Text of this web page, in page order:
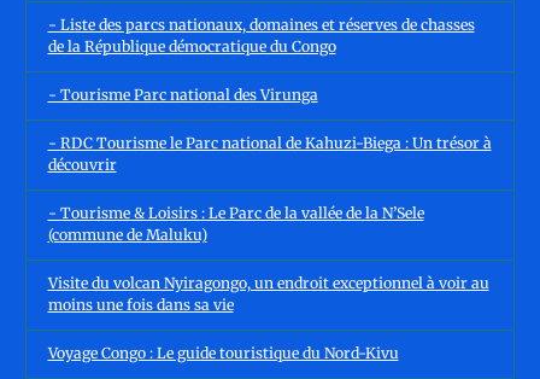
- Liste des parcs nationaux, domaines et réserves de chasses
de la République démocratique du Congo
- Tourisme Parc national des Virunga
- RDC Tourisme le Parc national de Kahuzi-Biega : Un trésor à
découvrir
- Tourisme & Loisirs : Le Parc de la vallée de la N’Sele
(commune de Maluku)
Visite du volcan Nyiragongo, un endroit exceptionnel à voir au
moins une fois dans sa vie
Voyage Congo : Le guide touristique du Nord-Kivu